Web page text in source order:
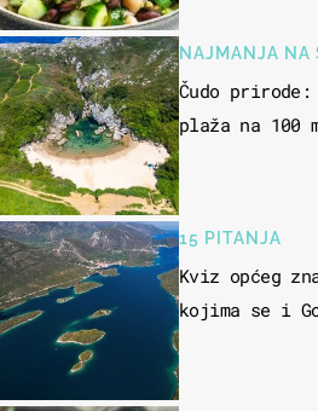
NAJMANJA NA
Čudo prirode:
plaža na 100
15 PITANJA
Kviz općeg
kojima se i